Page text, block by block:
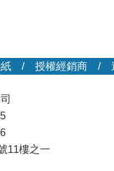
/ 授權經銷商 /
11樓之一